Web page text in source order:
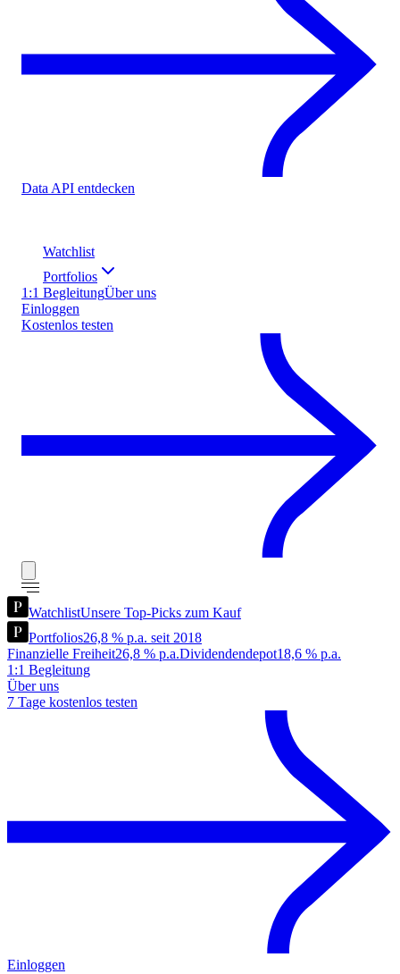
Data API entdecken
Watchlist
Portfolios
1:1 BegleitungÜber uns
Einloggen
Kostenlos testen
WatchlistUnsere Top-Picks zum Kauf
Portfolios26,8 % p.a. seit 2018
Finanzielle Freiheit26,8 % p.a.Dividendendepot18,6 % p.a.
1:1 Begleitung
Über uns
7 Tage kostenlos testen
Einloggen